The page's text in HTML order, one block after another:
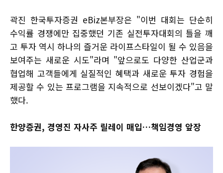
곽진 한국투자증권 eBiz본부장은 "이번 대회는 단순히
수익률 경쟁에만 집중했던 기존 실전투자대회의 틀을 깨
고 투자 역시 하나의 즐거운 라이프스타일이 될 수 있음을
보여주는 새로운 시도"라며 "앞으로도 다양한 산업군과
협업해 고객들에게 실질적인 혜택과 새로운 투자 경험을
제공할 수 있는 프로그램을 지속적으로 선보이겠다"고 말
했다.
한양증권, 경영진 자사주 릴레이 매입…책임경영 앞장